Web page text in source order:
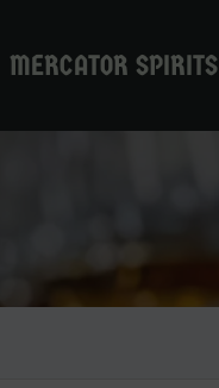
MERCATOR SPIRITS